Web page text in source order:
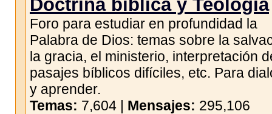
Doctrina bíblica y Teología
Foro para estudiar en profundidad la
Palabra de Dios: temas sobre la
la gracia, el ministerio, interpretación
pasajes bíblicos difíciles, etc. Para
y aprender.
Temas: 7,604 | Mensajes: 295,106